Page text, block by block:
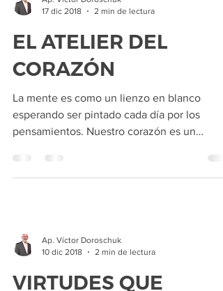
EL ATELIER DEL
CORAZÓN
La mente es como un lienzo en blanco
esperando ser pintado cada día por los